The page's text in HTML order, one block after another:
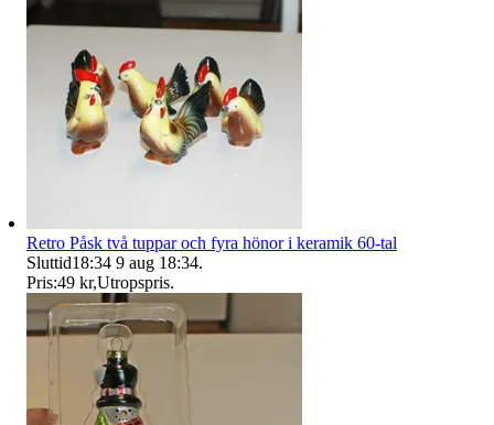
Retro Påsk två tuppar och fyra hönor i keramik 60-tal
Sluttid18:34 9 aug 18:34.
Pris:49 kr,Utropspris.